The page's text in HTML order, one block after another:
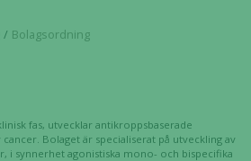
Bolagsordning
fas, utvecklar antikroppsbaserade
Bolaget är specialiserat på utveckling av
i synnerhet agonistiska mono- och bispecifika